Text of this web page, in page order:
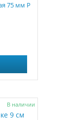
75 мм Р
В наличии